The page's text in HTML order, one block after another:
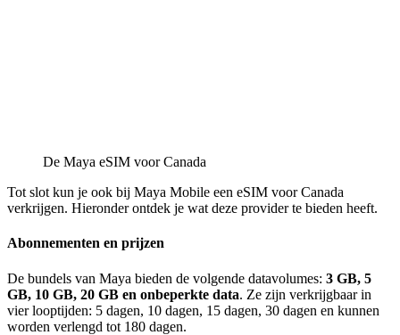
De Maya eSIM voor Canada
Tot slot kun je ook bij Maya Mobile een eSIM voor Canada
verkrijgen. Hieronder ontdek je wat deze provider te bieden heeft.
Abonnementen en prijzen
De bundels van Maya bieden de volgende datavolumes: 3 GB, 5
GB, 10 GB, 20 GB en onbeperkte data. Ze zijn verkrijgbaar in
vier looptijden: 5 dagen, 10 dagen, 15 dagen, 30 dagen en kunnen
worden verlengd tot 180 dagen.